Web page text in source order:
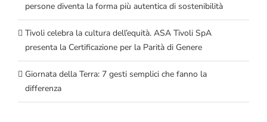
persone diventa la forma più autentica di sostenibilità
Tivoli celebra la cultura dell’equità. ASA Tivoli SpA
presenta la Certificazione per la Parità di Genere
Giornata della Terra: 7 gesti semplici che fanno la
differenza